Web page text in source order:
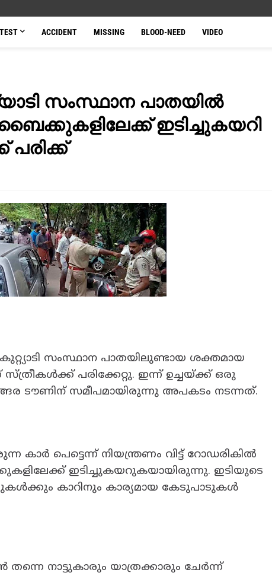
ACCIDENT MISSING BLOOD-NEED VIDEO
സംസ്ഥാന പാതയിൽ
ഇടിച്ചുകയറി
പരിക്ക്
സംസ്ഥാന പാതയിലുണ്ടായ ശക്തമായ
പരിക്കേറ്റു. ഇന്ന് ഉച്ചയ്ക്ക് ഒരു
ടൗണിന് സമീപമായിരുന്നു അപകടം നടന്നത്.
കാർ പെട്ടെന്ന് നിയന്ത്രണം വിട്ട് റോഡരികിൽ
ഇടിച്ചുകയറുകയായിരുന്നു. ഇടിയുടെ
കാറിനും കാര്യമായ കേടുപാടുകൾ
തന്നെ നാട്ടുകാരും യാത്രക്കാരും ചേർന്ന്